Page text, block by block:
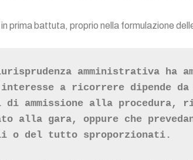
prima battuta, proprio nella formulazione
amministrativa ha
a ricorrere dipende da
di ammissione alla
alla gara, oppure che
o del tutto sproporzionati.